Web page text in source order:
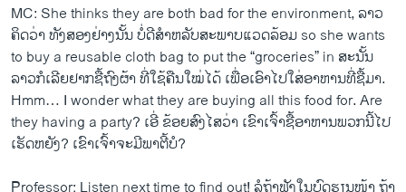
MC: She thinks they are both bad for the environment, ລາວ​
ຄິດ​ວ່າ ທັງ​ສອງ​ຢ່າງ​ນັ້ນ ບໍ່​ດີ​ສຳ​ຫລັບ​ສະພາບ​ແວດ​ລ້ອມ so she wants
to buy a reusable cloth bag to put the “groceries” in ສະ​ນັ້ນ
ລາວ​ກໍ​ເລີຍ​ຢາກ​ຊື້​ຖົງ​ຜ້າ ທີ່​ໃຊ້​ຄືນ​ໃໝ່​ໄດ້ ​ເພື່ອ​ເອົາ​ໄປ​ໃສ່​ອາຫານ​ທີ່​ຊື້ມາ.
Hmm… I wonder what they are buying all this food for. Are
they having a party? ​ເອີ່ ຂ້ອຍ​ສົງ​ໄສ​ວ່າ ​ເຂົາ​ເຈົ້າ​ຊື້ອາຫານ​ພວກ​ນີ້​ໄປ​
ເຮັດ​ຫຍັງ? ​ເຂົາ​ເຈົ້າ​ຈະ​ມີ​ພາ​ຕີ້​ບໍ?